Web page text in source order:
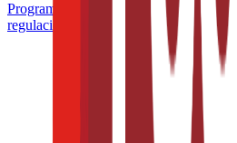
Programa de Microcertificación:
regulación aplicada a productos con